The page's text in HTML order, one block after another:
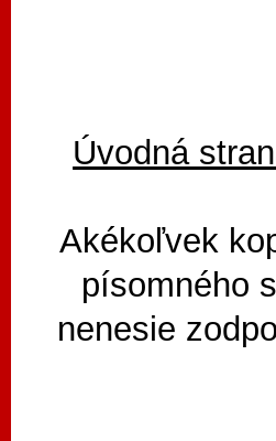
Úvodná
Akékoľvek
písomného
nenesie